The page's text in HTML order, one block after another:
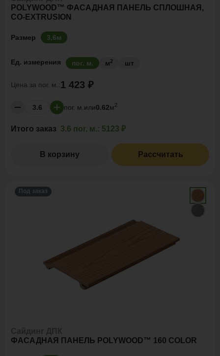
POLYWOOD™ ФАСАДНАЯ ПАНЕЛЬ СПЛОШНАЯ,
CO-EXTRUSION
Размер 3,6м
Ед. измерения пог. м. м2 шт
Цена за пог. м.:1 423 ₽
пог. м. или0.62м2
Итого заказ 3.6 пог. м.: 5123 ₽
В корзину Рассчитать
Под заказ
ФАСАДНАЯ ПАНЕЛЬ POLYWOOD™ 160 COLOR